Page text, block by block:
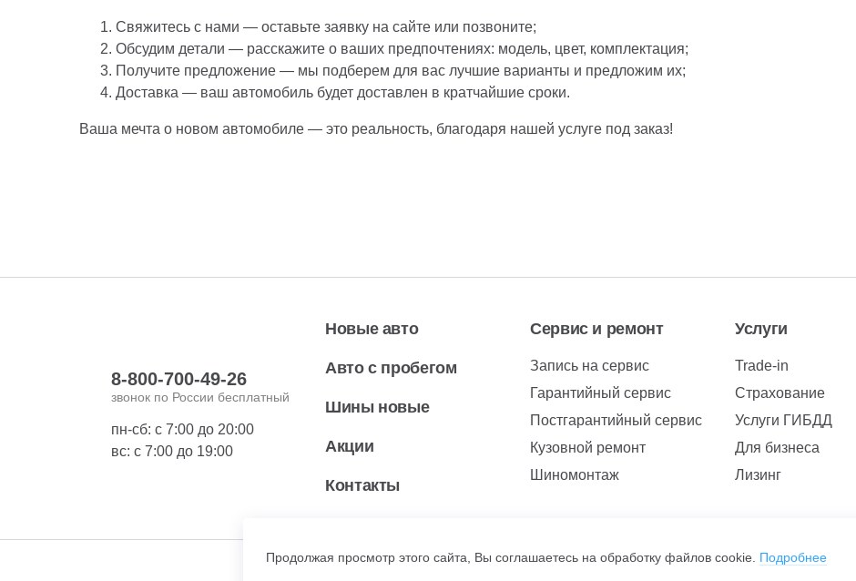
Свяжитесь с нами — оставьте заявку на сайте или позвоните;
Обсудим детали — расскажите о ваших предпочтениях: модель, цвет, комплектация;
Получите предложение — мы подберем для вас лучшие варианты и предложим их;
Доставка — ваш автомобиль будет доставлен в кратчайшие сроки.
Ваша мечта о новом автомобиле — это реальность, благодаря нашей услуге под заказ!
8-800-700-49-26
звонок по России бесплатный
пн-сб: с 7:00 до 20:00
вс: с 7:00 до 19:00
Новые авто
Авто с пробегом
Шины новые
Акции
Контакты
Сервис и ремонт
Запись на сервис
Гарантийный сервис
Постгарантийный сервис
Кузовной ремонт
Шиномонтаж
Услуги
Trade-in
Страхование
Услуги ГИБДД
Для бизнеса
Лизинг
Продолжая просмотр этого сайта, Вы соглашаетесь на обработку файлов cookie. Подробнее